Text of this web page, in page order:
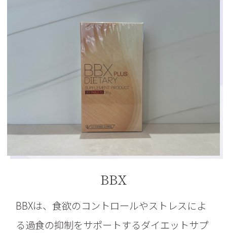
BBX
BBXは、食欲のコントロールやストレスによ
る過食の抑制をサポートするダイエットサプ